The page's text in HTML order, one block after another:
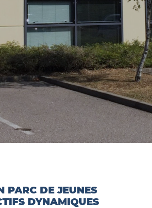
PARC DE JEUNES
DYNAMIQUES